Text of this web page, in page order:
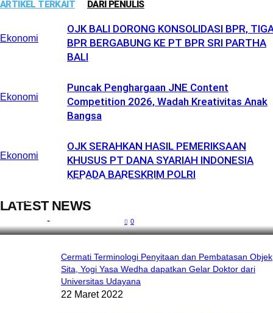
ARTIKEL TERKAIT DARI PENULIS
Ekonomi
OJK BALI DORONG KONSOLIDASI BPR,
BPR BERGABUNG KE PT BPR SRI PARTHA
BALI
Ekonomi
Puncak Penghargaan JNE Content
Competition 2026, Wadah Kreativitas Anak
Bangsa
Ekonomi
OJK SERAHKAN HASIL PEMERIKSAAN
KHUSUS PT DANA SYARIAH INDONESIA
KEPADA BARESKRIM POLRI
LATEST NEWS
Program SMK-D2 Fast Track Mempercepat Peluang
- 0
Cermati Terminologi Penyitaan dan Pembatasan Objek
Sita, Yogi Yasa Wedha dapatkan Gelar Doktor dari
Universitas Udayana
22 Maret 2022